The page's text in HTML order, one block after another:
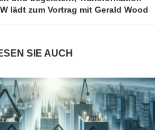
lädt zum Vortrag mit Gerald Wood
SIE AUCH